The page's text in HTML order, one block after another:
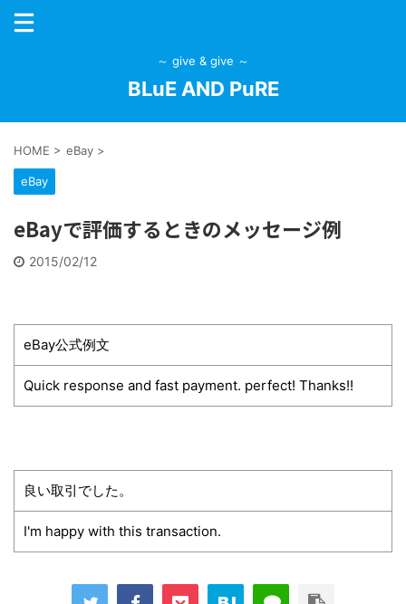
～ give & give ～
BLuE AND PuRE
HOME > eBay >
eBay
eBayで評価するときのメッセージ例
2015/02/12
eBay公式例文
Quick response and fast payment. perfect! Thanks!!
良い取引でした。
I'm happy with this transaction.